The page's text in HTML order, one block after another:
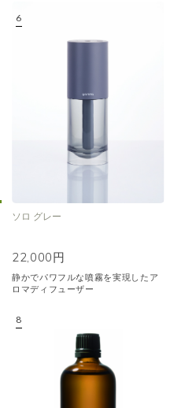
ソロ グレー
22,000円
静かでパワフルな噴霧を実現したア
ロマディフューザー